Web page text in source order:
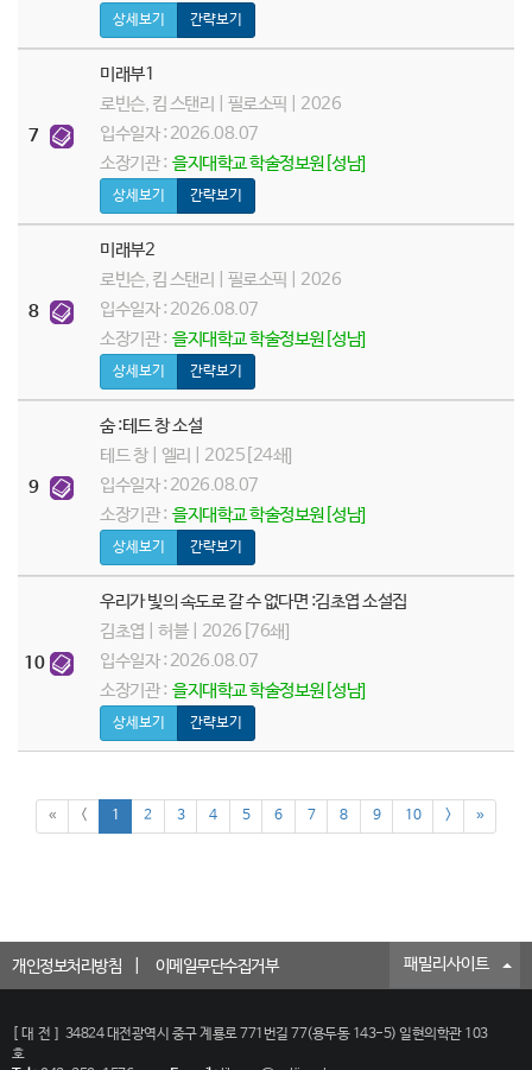
상세보기 간략보기
7
미래부1
로빈슨, 킴 스탠리 | 필로소픽 | 2026
입수일자 : 2026.08.07
소장기관 : 을지대학교 학술정보원[성남]
상세보기 간략보기
8
미래부2
로빈슨, 킴 스탠리 | 필로소픽 | 2026
입수일자 : 2026.08.07
소장기관 : 을지대학교 학술정보원[성남]
상세보기 간략보기
9
숨 :테드 창 소설
테드 창 | 엘리 | 2025[24쇄]
입수일자 : 2026.08.07
소장기관 : 을지대학교 학술정보원[성남]
상세보기 간략보기
10
우리가 빛의 속도로 갈 수 없다면 :김초엽 소설집
김초엽 | 허블 | 2026[76쇄]
입수일자 : 2026.08.07
소장기관 : 을지대학교 학술정보원[성남]
상세보기 간략보기
« < 1 2 3 4 5 6 7 8 9 10 > »
개인정보처리방침 이메일무단수집거부 패밀리사이트
[대전] 34824 대전광역시 중구 계룡로 771번길 77(용두동 143-5) 일현의학관 103
호